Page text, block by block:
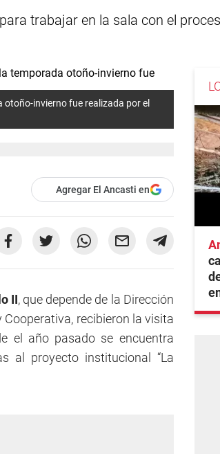
trabajar en la sala con el
invierno fue realizada por el
Agregar El Ancasti en
II, que depende de la Dirección
Cooperativa, recibieron la visita
el año pasado se encuentra
al proyecto institucional “La